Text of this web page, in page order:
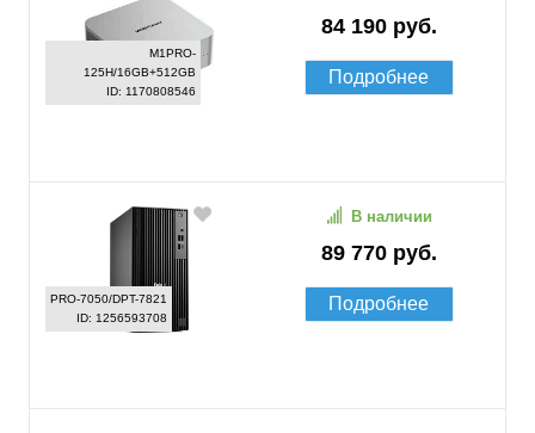
M1PRO-
125H/16GB+512GB
ID: 1170808546
84 190 руб.
Подробнее
PRO-7050/DPT-7821
ID: 1256593708
89 770 руб.
В наличии
Подробнее